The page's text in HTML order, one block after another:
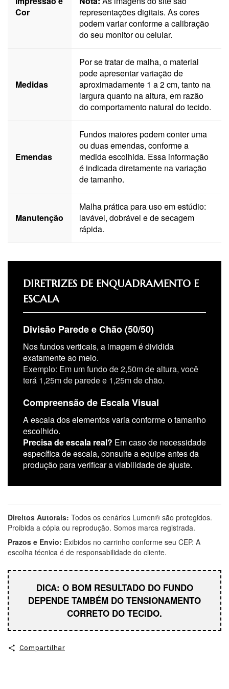
Cor
representações digitais. As cores
podem variar conforme a calibração
do seu monitor ou celular.
Medidas
Por se tratar de malha, o material
pode apresentar variação de
aproximadamente 1 a 2 cm, tanto na
largura quanto na altura, em razão
do comportamento natural do tecido.
Emendas
Fundos maiores podem conter uma
ou duas emendas, conforme a
medida escolhida. Essa informação
é indicada diretamente na variação
de tamanho.
Manutenção
Malha prática para uso em estúdio:
lavável, dobrável e de secagem
rápida.
DIRETRIZES DE ENQUADRAMENTO E
ESCALA
Divisão Parede e Chão (50/50)
Nos fundos verticais, a imagem é dividida
exatamente ao meio.
Exemplo: Em um fundo de 2,50m de altura, você
terá 1,25m de parede e 1,25m de chão.
Compreensão de Escala Visual
A escala dos elementos varia conforme o tamanho
escolhido.
Precisa de escala real? Em caso de necessidade
específica de escala, consulte a equipe antes da
produção para verificar a viabilidade de ajuste.
Direitos Autorais: Todos os cenários Lumen® são protegidos.
Proibida a cópia ou reprodução. Somos marca registrada.
Prazos e Envio: Exibidos no carrinho conforme seu CEP. A
escolha técnica é de responsabilidade do cliente.
DICA: O BOM RESULTADO DO FUNDO
DEPENDE TAMBÉM DO TENSIONAMENTO
CORRETO DO TECIDO.
Compartilhar